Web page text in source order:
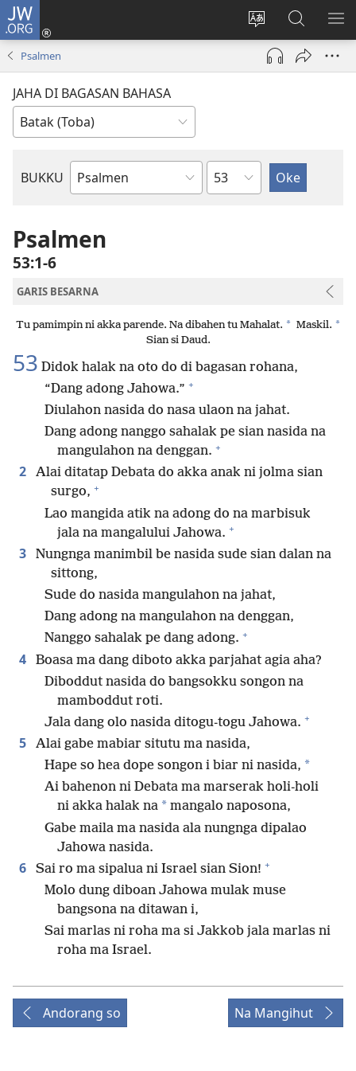
JW.ORG
Ganti
hata
situs
Log
(opens
Lului
di
JW.ORG
Psalmen
JAHA DI BAGASAN BAHASA
BUKKU
Bukku
Bindu
Psalmen
53:1-6
GARIS BESARNA
Tu pamimpin ni akka parende. Na dibahen tu Mahalat. * Maskil. *
Sian si Daud.
53 Didok halak na oto do di bagasan rohana,
“Dang adong Jahowa.” +
Diulahon nasida do nasa ulaon na jahat.
Dang adong nanggo sahalak pe sian nasida na
mangulahon na denggan. +
2
Alai ditatap Debata do akka anak ni jolma sian
surgo, +
Lao mangida atik na adong do na marbisuk
jala na mangalului Jahowa. +
3
Nungnga manimbil be nasida sude sian dalan na
sittong,
Sude do nasida mangulahon na jahat,
Dang adong na mangulahon na denggan,
Nanggo sahalak pe dang adong. +
4
Boasa ma dang diboto akka parjahat agia aha?
Diboddut nasida do bangsokku songon na
mamboddut roti.
Jala dang olo nasida ditogu-togu Jahowa. +
5
Alai gabe mabiar situtu ma nasida,
Hape so hea dope songon i biar ni nasida, *
Ai bahenon ni Debata ma marserak holi-holi
ni akka halak na * mangalo naposona,
Gabe maila ma nasida ala nungnga dipalao
Jahowa nasida.
6 Sai ro ma sipalua ni Israel sian Sion! +
Molo dung diboan Jahowa mulak muse
bangsona na ditawan i,
Sai marlas ni roha ma si Jakkob jala marlas ni
roha ma Israel.
Andorang so Na Mangihut